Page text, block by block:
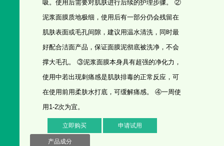
吸。使用后需要对肌肤进行后续的护理步骤。 ②
泥浆面膜质地极细，使用后有一部分仍会残留在
肌肤表面或毛孔间隙，建议用温水清洗，同时最
好配合洁面产品，保证面膜泥彻底被洗净，不会
撑大毛孔。 ③泥浆面膜本身具有超强的净化力，
使用中若出现刺痛感是肌肤排毒的正常反应，可
在使用前用柔肤水打底，可缓解痛感。 ④一周使
用1-2次为宜。
立即购买 申请试用
产品成分